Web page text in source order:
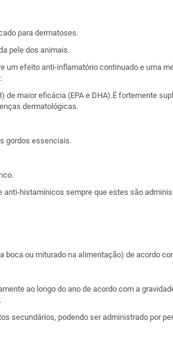
para dermatoses.
pele dos animais.
um efeito anti-inflamatório continuado e uma
maior eficácia (EPA e DHA).É fortemente
dermatológicas.
gordos essenciais.
histamínicos sempre que estes são
boca ou miturado na alimentação) de acordo
ao longo do ano de acordo com a
secundários, podendo ser administrado por